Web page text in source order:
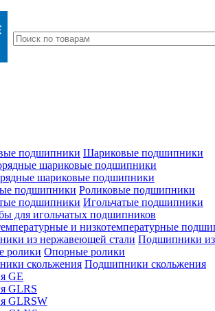
Шариковые подшипники
шариковые подшипники
шариковые подшипники
Роликовые подшипники
Игольчатые подшипники
для игольчатых подшипников
Подшипники
Опорные ролики
Подшипники скольжения
GE
GLRS
GLRSW